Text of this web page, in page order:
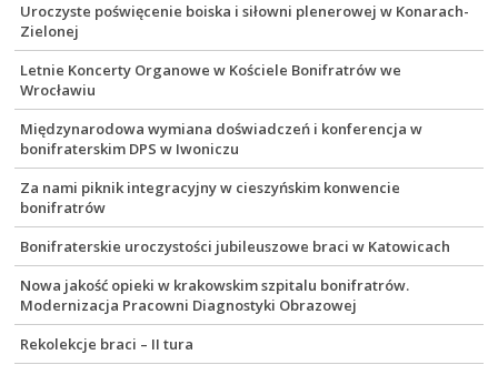
Uroczyste poświęcenie boiska i siłowni plenerowej w Konarach-
Zielonej
Letnie Koncerty Organowe w Kościele Bonifratrów we
Wrocławiu
Międzynarodowa wymiana doświadczeń i konferencja w
bonifraterskim DPS w Iwoniczu
Za nami piknik integracyjny w cieszyńskim konwencie
bonifratrów
Bonifraterskie uroczystości jubileuszowe braci w Katowicach
Nowa jakość opieki w krakowskim szpitalu bonifratrów.
Modernizacja Pracowni Diagnostyki Obrazowej
Rekolekcje braci – II tura